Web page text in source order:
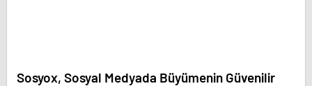
Sosyox, Sosyal Medyada Büyümenin Güvenilir